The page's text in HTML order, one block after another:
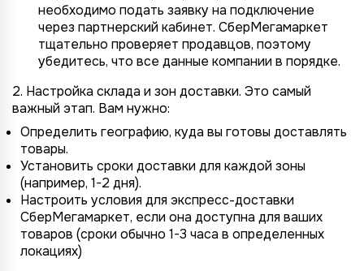
необходимо подать заявку на подключение
через партнерский кабинет. СберМегамаркет
тщательно проверяет продавцов, поэтому
убедитесь, что все данные компании в порядке.
2. Настройка склада и зон доставки. Это самый
важный этап. Вам нужно:
Определить географию, куда вы готовы доставлять
товары.
Установить сроки доставки для каждой зоны
(например, 1-2 дня).
Настроить условия для экспресс-доставки
СберМегамаркет, если она доступна для ваших
товаров (сроки обычно 1-3 часа в определенных
локациях)